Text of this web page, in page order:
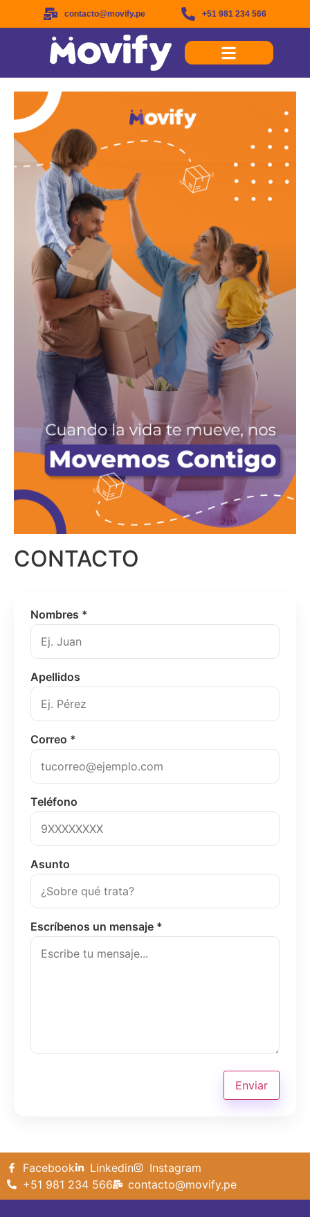
contacto@movify.pe +51 981 234 566
CONTACTO
Nombres *
Apellidos
Correo *
Teléfono
Asunto
Escríbenos un mensaje *
Enviar
Facebook Linkedin
Instagram
+51 981 234 566
contacto@movify.pe